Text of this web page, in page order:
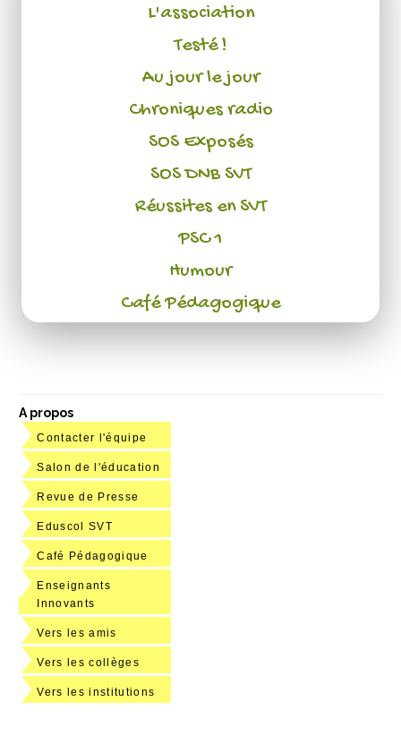
L'association
Testé !
Au jour le jour
Chroniques radio
SOS Exposés
SOS DNB SVT
Réussites en SVT
PSC 1
Humour
Café Pédagogique
A propos
Contacter l'équipe
Salon de l'éducation
Revue de Presse
Eduscol SVT
Café Pédagogique
Enseignants
Innovants
Vers les amis
Vers les collèges
Vers les institutions